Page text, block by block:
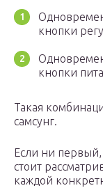
кнопки
кнопки
Такая
самсунг.
Если ни первый,
стоит
каждой